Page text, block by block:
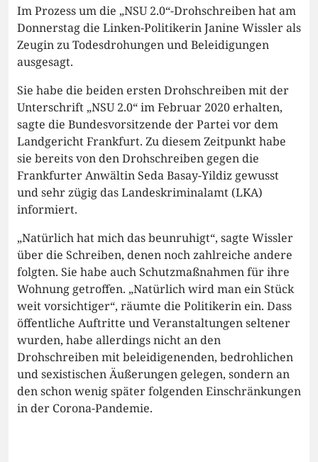
Im Prozess um die „NSU 2.0“-Drohschreiben hat am
Donnerstag die Linken-Politikerin Janine Wissler als
Zeugin zu Todesdrohungen und Beleidigungen
ausgesagt.
Sie habe die beiden ersten Drohschreiben mit der
Unterschrift „NSU 2.0“ im Februar 2020 erhalten,
sagte die Bundesvorsitzende der Partei vor dem
Landgericht Frankfurt. Zu diesem Zeitpunkt habe
sie bereits von den Drohschreiben gegen die
Frankfurter Anwältin Seda Basay-Yildiz gewusst
und sehr zügig das Landeskriminalamt (LKA)
informiert.
„Natürlich hat mich das beunruhigt“, sagte Wissler
über die Schreiben, denen noch zahlreiche andere
folgten. Sie habe auch Schutzmaßnahmen für ihre
Wohnung getroffen. „Natürlich wird man ein Stück
weit vorsichtiger“, räumte die Politikerin ein. Dass
öffentliche Auftritte und Veranstaltungen seltener
wurden, habe allerdings nicht an den
Drohschreiben mit beleidigenenden, bedrohlichen
und sexistischen Äußerungen gelegen, sondern an
den schon wenig später folgenden Einschränkungen
in der Corona-Pandemie.